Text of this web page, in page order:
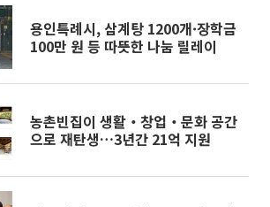
용인특례시, 삼계탕 1200개·장학금
100만 원 등 따뜻한 나눔 릴레이
농촌빈집이 생활‧창업‧문화 공간
으로 재탄생…3년간 21억 지원